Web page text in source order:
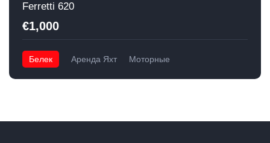
Ferretti 620
€1,000
Белек Аренда Яхт Моторные